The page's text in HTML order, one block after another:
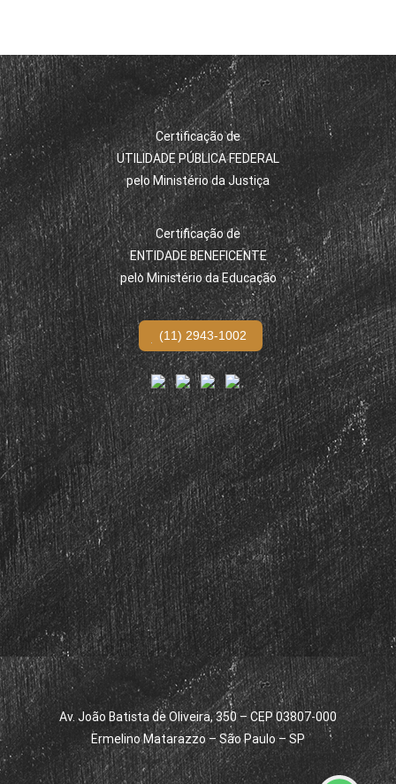
Certificação de
UTILIDADE PÚBLICA FEDERAL
pelo Ministério da Justiça
Certificação de
ENTIDADE BENEFICENTE
pelo Ministério da Educação
(11) 2943-1002
Av. João Batista de Oliveira, 350 – CEP 03807-000
Ermelino Matarazzo – São Paulo – SP